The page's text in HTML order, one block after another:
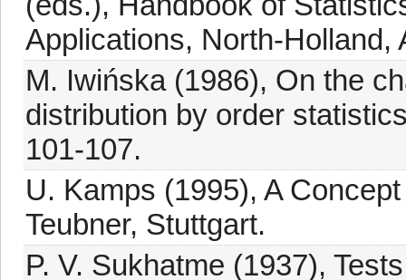
Applications, North-Holland,
M. Iwińska (1986), On the
distribution by order
101-107.
U. Kamps (1995), A
Teubner, Stuttgart.
P. V. Sukhatme (1937),